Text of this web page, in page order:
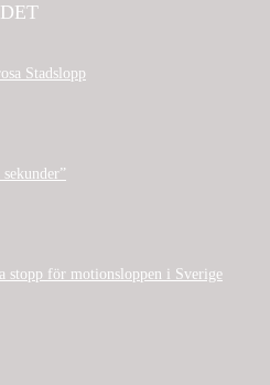
Stadslopp
stopp för motionsloppen i Sverige